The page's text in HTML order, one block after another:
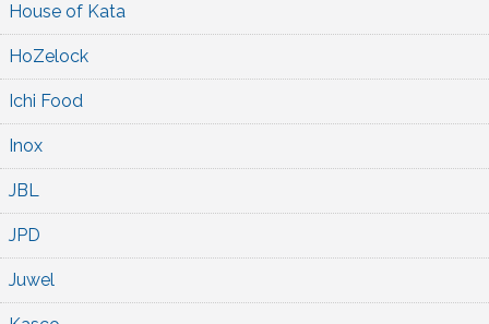
House of Kata
HoZelock
Ichi Food
Inox
JBL
JPD
Juwel